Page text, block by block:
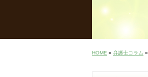
HOME » 弁護士コラム »